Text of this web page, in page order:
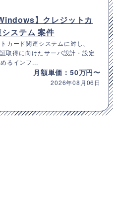
】クレジットカ
ステム 案件
カード関連システムに対し、
取得に向けたサーバ設計・設定
るインフ...
月額単価：50万円〜
2026年08月06日